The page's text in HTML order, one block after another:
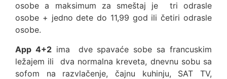
osobe a maksimum za smeštaj je tri odrasle
osobe + jedno dete do 11,99 god ili četiri odrasle
osobe.
App 4+2ima
dve spavaće sobe sa francuskim
ležajem ili dva normalna kreveta, dnevnu sobu sa
sofom na razvlačenje, čajnu kuhinju, SAT TV,